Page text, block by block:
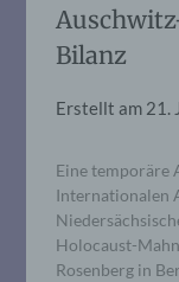
Bilanz
Erstellt am 21.
Eine temporäre
Internationalen
Holocaust-
Rosenberg in